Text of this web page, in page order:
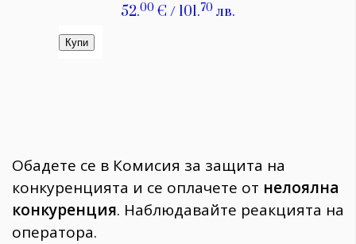
Обадете се в Комисия за защита на
конкуренцията и се оплачете от нелоялна
конкуренция. Наблюдавайте реакцията на
оператора.